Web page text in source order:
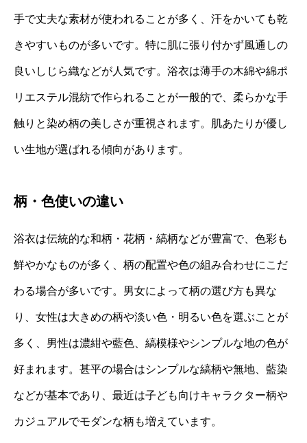
手で丈夫な素材が使われることが多く、汗をかいても乾
きやすいものが多いです。特に肌に張り付かず風通しの
良いしじら織などが人気です。浴衣は薄手の木綿や綿ポ
リエステル混紡で作られることが一般的で、柔らかな手
触りと染め柄の美しさが重視されます。肌あたりが優し
い生地が選ばれる傾向があります。
柄・色使いの違い
浴衣は伝統的な和柄・花柄・縞柄などが豊富で、色彩も
鮮やかなものが多く、柄の配置や色の組み合わせにこだ
わる場合が多いです。男女によって柄の選び方も異な
り、女性は大きめの柄や淡い色・明るい色を選ぶことが
多く、男性は濃紺や藍色、縞模様やシンプルな地の色が
好まれます。甚平の場合はシンプルな縞柄や無地、藍染
などが基本であり、最近は子ども向けキャラクター柄や
カジュアルでモダンな柄も増えています。